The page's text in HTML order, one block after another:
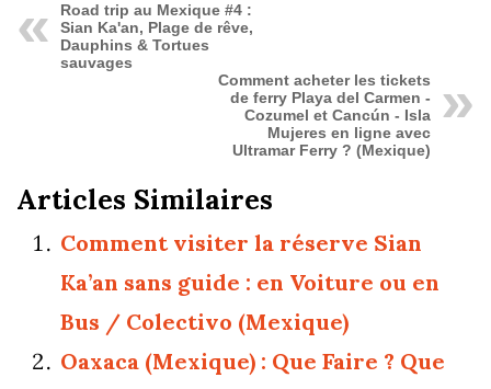
Road trip au Mexique #4 :
Sian Ka'an, Plage de rêve,
Dauphins & Tortues
sauvages
Comment acheter les tickets
de ferry Playa del Carmen -
Cozumel et Cancún - Isla
Mujeres en ligne avec
Ultramar Ferry ? (Mexique)
Articles Similaires
Comment visiter la réserve Sian
Ka’an sans guide : en Voiture ou en
Bus / Colectivo (Mexique)
Oaxaca (Mexique) : Que Faire ? Que